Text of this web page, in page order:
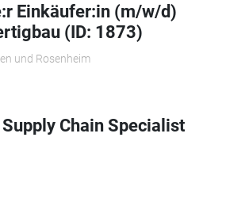
Einkäufer:in (m/w/d)
(ID: 1873)
und Rosenheim
Chain Specialist